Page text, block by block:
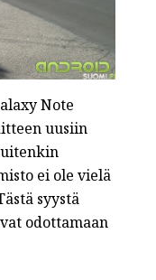
Note
uusiin
ei ole vielä
syystä
odottamaan